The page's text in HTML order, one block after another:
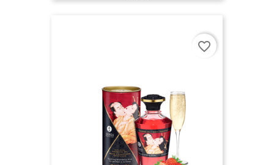
favorite_border